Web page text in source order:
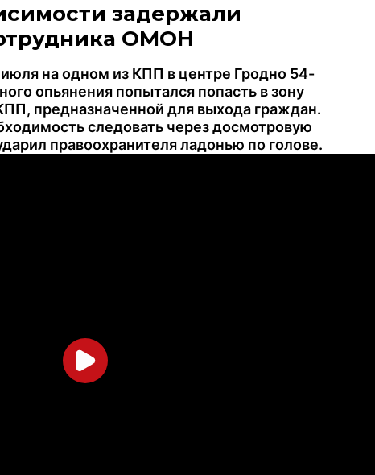
задержали
ОМОН
на одном из КПП в центре Гродно 54-
опьянения попытался попасть в зону
предназначенной для выхода граждан.
следовать через досмотровую
правоохранителя ладонью по голове.